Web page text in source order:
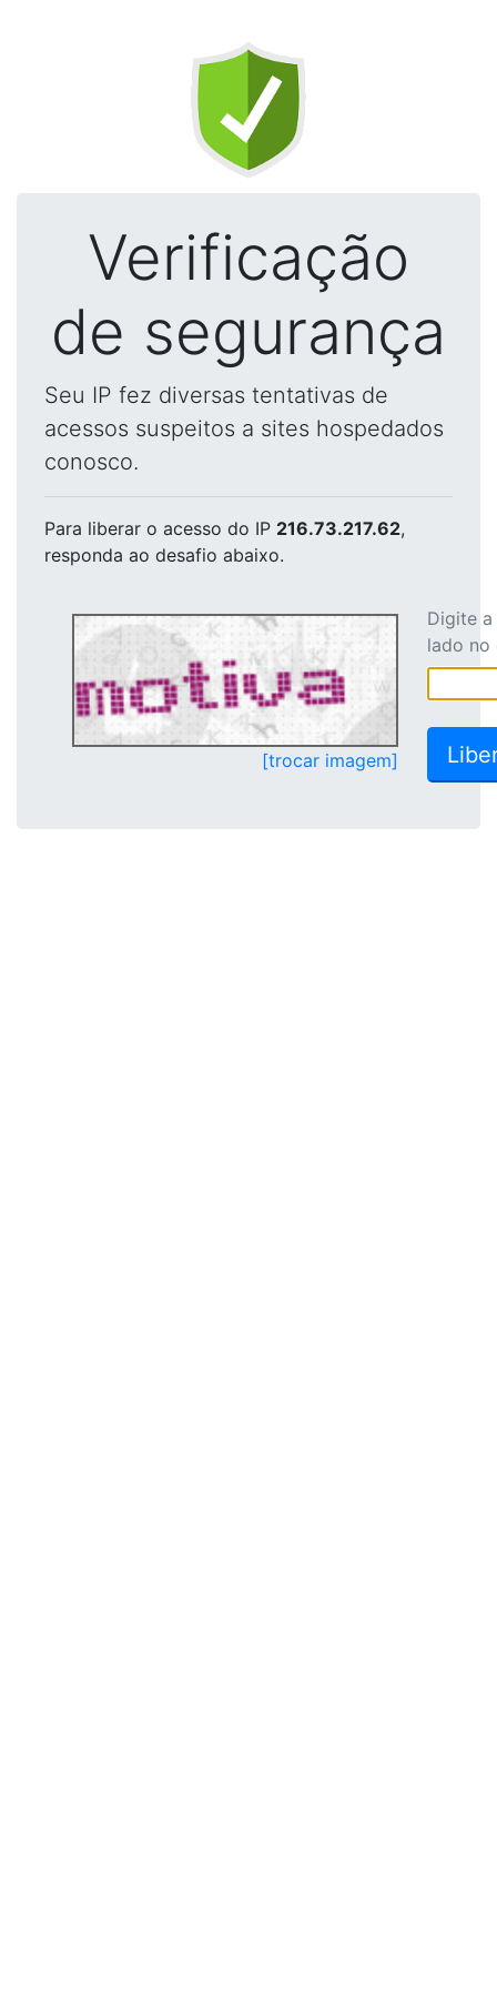
Verificação
de segurança
Seu IP fez diversas tentativas de
acessos suspeitos a sites hospedados
conosco.
Para liberar o acesso do IP 216.73.217.62,
responda ao desafio abaixo.
[trocar imagem]
Digite
lado no